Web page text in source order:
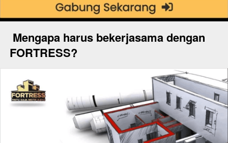
Mengapa harus bekerjasama dengan
FORTRESS?